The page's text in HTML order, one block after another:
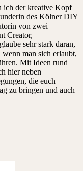
ich der kreative Kopf
des Kölner DIY
von zwei
Creator,
sehr stark daran,
man sich erlaubt,
Mit Ideen rund
hier neben
die euch
zu bringen und auch